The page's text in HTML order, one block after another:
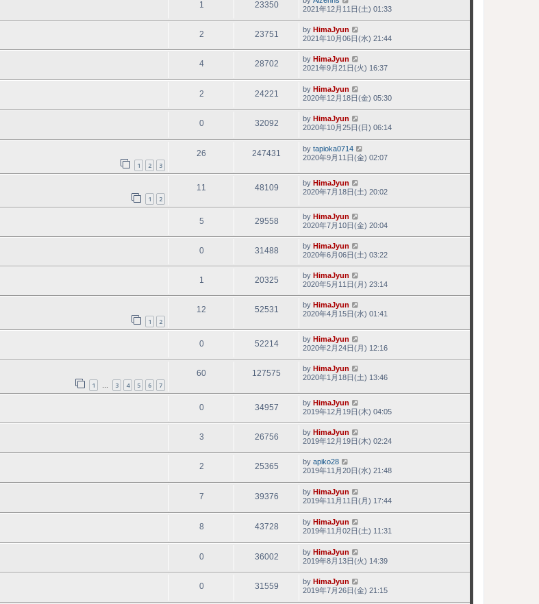
1 23350
2021年12月11日(土) 01:33
2 23751 by HimaJyun
2021年10月06日(水) 21:44
4 28702 by HimaJyun
2021年9月21日(火) 16:37
2 24221 by HimaJyun
2020年12月18日(金) 05:30
0 32092 by HimaJyun
2020年10月25日(日) 06:14
1 2 3
26 247431 by tapioka0714
2020年9月11日(金) 02:07
1 2
11 48109 by HimaJyun
2020年7月18日(土) 20:02
5 29558 by HimaJyun
2020年7月10日(金) 20:04
0 31488 by HimaJyun
2020年6月06日(土) 03:22
1 20325 by HimaJyun
2020年5月11日(月) 23:14
1 2
12 52531 by HimaJyun
2020年4月15日(水) 01:41
0 52214 by HimaJyun
2020年2月24日(月) 12:16
1 … 3 4 5 6 7
60 127575 by HimaJyun
2020年1月18日(土) 13:46
0 34957 by HimaJyun
2019年12月19日(木) 04:05
3 26756 by HimaJyun
2019年12月19日(木) 02:24
2 25365 by apiko28
2019年11月20日(水) 21:48
7 39376 by HimaJyun
2019年11月11日(月) 17:44
8 43728 by HimaJyun
2019年11月02日(土) 11:31
0 36002 by HimaJyun
2019年8月13日(火) 14:39
0 31559 by HimaJyun
2019年7月26日(金) 21:15